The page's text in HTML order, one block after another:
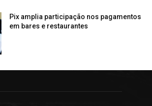
Pix amplia participação nos pagamentos
em bares e restaurantes